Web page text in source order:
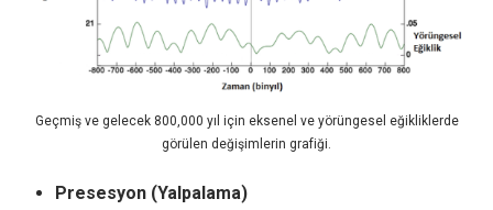
Geçmiş ve gelecek 800,000 yıl için eksenel ve yörüngesel eğikliklerde
görülen değişimlerin grafiği.
Presesyon (Yalpalama)